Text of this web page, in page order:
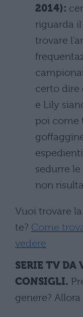
2014):
riguarda
trovare
certo dire
e Lily
poi come
sedurre
non
Vuoi trovare
te? Come
vedere
SERIE TV DA
CONSIGLI.
genere?